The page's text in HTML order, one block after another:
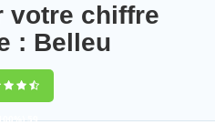
votre chiffre
: Belleu
59